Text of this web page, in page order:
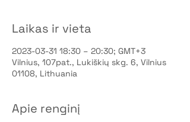
Laikas ir vieta
2023-03-31 18:30 – 20:30; GMT+3
Vilnius, 107pat., Lukiškių skg. 6, Vilnius
01108, Lithuania
Apie renginį